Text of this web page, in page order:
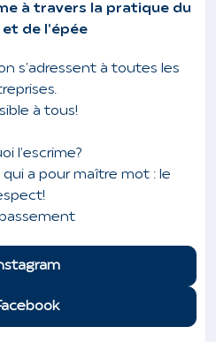
à travers la pratique du
de l'épée
s'adressent à toutes les
à tous!
l'escrime?
a pour maître mot : le